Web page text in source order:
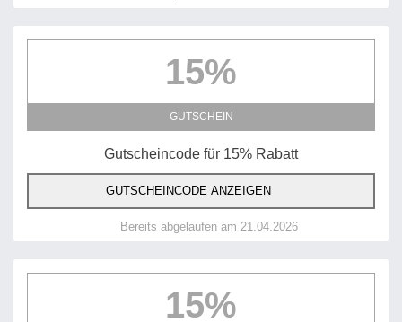
15%
GUTSCHEIN
Gutscheincode für 15% Rabatt
GUTSCHEINCODE ANZEIGEN
Bereits abgelaufen am 21.04.2026
15%